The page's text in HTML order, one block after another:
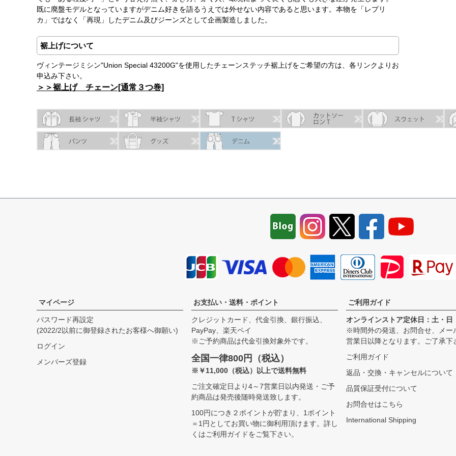
既に廃盤モデルとなっていますがデニム好きを語るうえでは外せない内容であると思います。本物を「レプリ
カ」ではなく「再現」したデニム及びジーンズとして企画製造しました。
裾上げについて
ヴィンテージミシン"Union Special 43200G"を使用したチェーンステッチ裾上げをご希望の方は、各リンクよりお
申込み下さい。
＞＞裾上げ チェーン[通常３つ巻]
21.0cm
マイページ
パスワード再設定
(2022/2以前に御登録されたお客様へ御願い)
ログイン
メンバーズ登録
お支払い・送料・ポイント
クレジットカード、代金引換、銀行振込、
PayPay、楽天ペイ
※ご予約商品は代金引換対象外です。
全国一律800円（税込）
※￥11,000（税込）以上で送料無料
ご注文確定日より4～7営業日以内発送・ご予
約商品は発売後随時発送致します。
100円につき２ポイントが貯まり、1ポイント
＝1円としてお買い物に御利用頂けます。 詳し
くはご利用ガイドをご覧下さい。
ご利用ガイド
オンラインストア定休日：土・日
※時間外の発送、お問合せ、メー
営業日以降となります。ご了承下
ご利用ガイド
返品・交換・キャンセルについて
品質保証受付について
お問合せはこちら
International Shipping